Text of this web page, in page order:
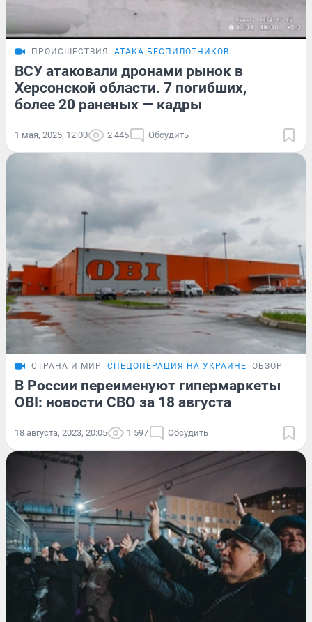
ПРОИСШЕСТВИЯ АТАКА БЕСПИЛОТНИКОВ
ВСУ атаковали дронами рынок в
Херсонской области. 7 погибших,
более 20 раненых — кадры
1 мая, 2025, 12:00 2 445 Обсудить
СТРАНА И МИР СПЕЦОПЕРАЦИЯ НА УКРАИНЕ ОБЗОР
В России переименуют гипермаркеты
OBI: новости СВО за 18 августа
18 августа, 2023, 20:05 1 597 Обсудить